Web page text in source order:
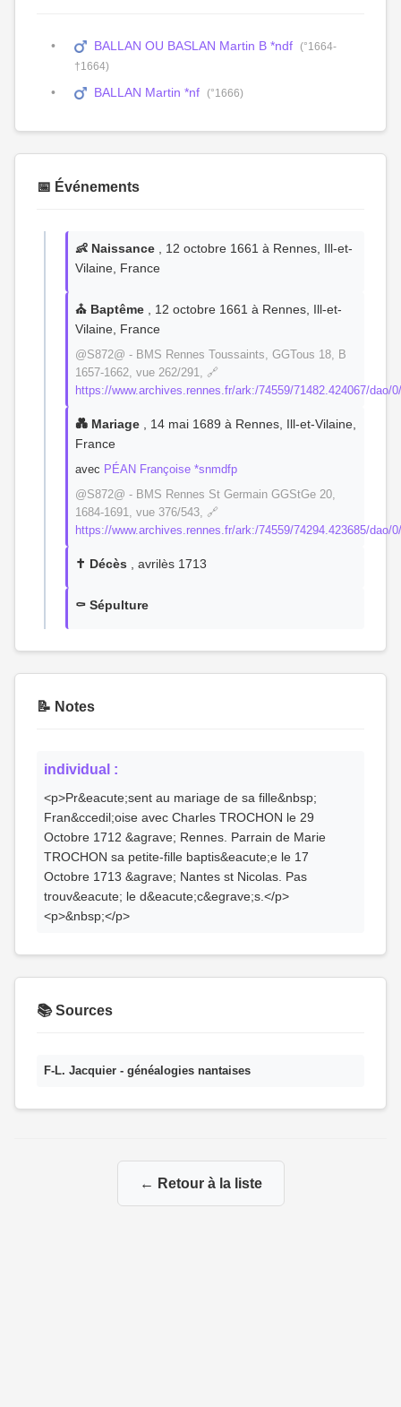
BALLAN OU BASLAN Martin B *ndf (°1664-
†1664)
BALLAN Martin *nf (°1666)
📅 Événements
👶 Naissance , 12 octobre 1661 à Rennes, Ill-et-
Vilaine, France
⛪ Baptême , 12 octobre 1661 à Rennes, Ill-et-
Vilaine, France
@S872@ - BMS Rennes Toussaints, GGTous 18, B
1657-1662, vue 262/291, 🔗
https://www.archives.rennes.fr/ark:/74559/71482.424067/dao/
💑 Mariage , 14 mai 1689 à Rennes, Ill-et-Vilaine,
France
avec PÉAN Françoise *snmdfp
@S872@ - BMS Rennes St Germain GGStGe 20,
1684-1691, vue 376/543, 🔗
https://www.archives.rennes.fr/ark:/74559/74294.423685/dao/
✝️ Décès , avrilès 1713
⚰️ Sépulture
📝 Notes
individual :
<p>Pr&eacute;sent au mariage de sa fille&nbsp;
Fran&ccedil;oise avec Charles TROCHON le 29
Octobre 1712 &agrave; Rennes. Parrain de Marie
TROCHON sa petite-fille baptis&eacute;e le 17
Octobre 1713 &agrave; Nantes st Nicolas. Pas
trouv&eacute; le d&eacute;c&egrave;s.</p>
<p>&nbsp;</p>
📚 Sources
F-L. Jacquier - généalogies nantaises
← Retour à la liste